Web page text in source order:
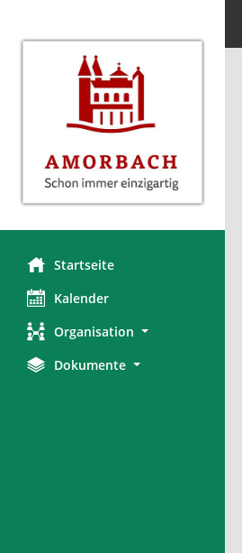
Startseite
Kalender
Organisation
Dokumente